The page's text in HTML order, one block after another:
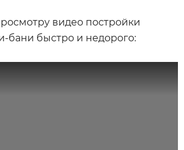
видео постройки
бани быстро и недорого: